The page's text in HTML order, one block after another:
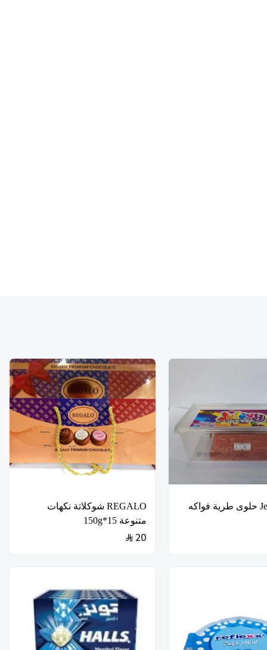
جيلي Jelaxy حلوى طرية فواكه
REGALO شوكلاتة نكهات
متنوعة 15*150g
20